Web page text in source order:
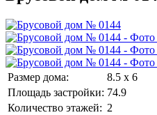
Размер дома:
8.5 x 6
Площадь застройки: 74.9
Количество этажей: 2